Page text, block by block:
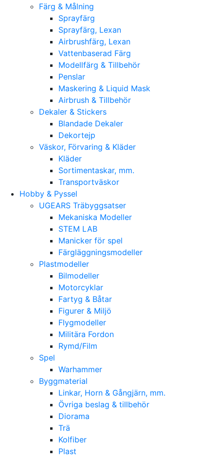
Färg & Målning
Sprayfärg
Sprayfärg, Lexan
Airbrushfärg, Lexan
Vattenbaserad Färg
Modellfärg & Tillbehör
Penslar
Maskering & Liquid Mask
Airbrush & Tillbehör
Dekaler & Stickers
Blandade Dekaler
Dekortejp
Väskor, Förvaring & Kläder
Kläder
Sortimentaskar, mm.
Transportväskor
Hobby & Pyssel
UGEARS Träbyggsatser
Mekaniska Modeller
STEM LAB
Manicker för spel
Färgläggningsmodeller
Plastmodeller
Bilmodeller
Motorcyklar
Fartyg & Båtar
Figurer & Miljö
Flygmodeller
Militära Fordon
Rymd/Film
Spel
Warhammer
Byggmaterial
Linkar, Horn & Gångjärn, mm.
Övriga beslag & tillbehör
Diorama
Trä
Kolfiber
Plast